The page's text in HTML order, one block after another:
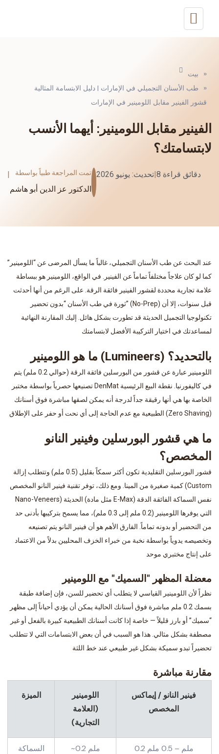
بيت »
طب الأسنان التجميلي في الإمارات | دليل الابتسامة المثالية »
قشور الفينير مقابل اللومينير في الإمارات
الفينير مقابل اللومينير: أيهما الأنسب
لابتسامتك؟
8 دقائق قراءة |تحديث: يونيو 2026 | تمت المراجعة طبياً بواسطة
الدكتور عز الدين أبو هاشم
عند البحث عن طب الأسنان التجميلي، غالباً ما يسأل المرضى عن “اللومينير”
كما لو كان علاجاً مختلفاً تماماً عن الفينير. في الواقع، اللومينير هو ببساطة
علامة تجارية محددة لقشور الفينير فائقة الرقة. على الرغم من أنها أحدثت
ثورة في طب الأسنان “بدون تحضير” (No-Prep) قبل سنوات، إلا أن
تكنولوجيا التجميل الحديثة قد تطورت بشكل هائل. إليك المقارنة النهائية
لمساعدتك في اختيار التركيبة الأفضل لابتسامتك
ما هو اللومينير (Lumineers) بالتحديد؟
اللومينير عبارة عن قشور من البورسلين فائقة الرقة (حوالي 0.2 ملم) يتم
تصنيعها حصرياً بواسطة مختبر DenMat في كاليفورنيا. نقطة البيع الرئيسية
الخاصة بها هي أنها رقيقة جداً لدرجة أنه يمكن لصقها مباشرة فوق أسنانك
الطبيعية مع عدم الحاجة إلى أي نحت أو حفر على الإطلاق (Zero Shaving)
ما هي قشور البورسلين وفينير النانو
المخصص؟
قشور البورسلين التقليدية تكون أكثر سمكاً بقليل (0.5 ملم) وتتطلب إزالة
كمية صغيرة من المينا. ومع ذلك، توفر تقنية فينير النانو المخصص (Custom
Nano-Veneers) الحديثة (مثل مادة E-Max) نفس السماكة الفائقة الدقة
التي يوفرها اللومينير (0.2 ملم إلى 0.3 ملم)، مما يسمح بتركيبها بأدنى حد
من التحضير أو بدونه تماماً. الفارق الأهم هو أن فينير النانو يتم تصنيعه
وتخصيصه يدوياً بواسطة نخبة من خبراء الخزف المحليين بدلاً من الاعتماد
على إنتاج مختبري موحد
معضلة المظهر "السميك" مع اللومينير
نظراً لأن اللومينير القياسي لا يتطلب أي تحضير للسن، فإن إضافة طبقة
بسمك 0.2 ملم مباشرة فوق أسنانك الحالية يمكن أن يؤدي أحياناً إلى مظهر
“سميك” أو بارز قليلاً — خاصة إذا كانت أسنانك الطبيعية كبيرة بالفعل أو غير
مصطفة بشكل مثالي. هذا هو السبب في أن بعض الابتسامات التي لا تتطلب
تحضيراً تبدو سميكة بشكل غير طبيعي عند خط اللثة
مقارنة مباشرة
الميزة
اللومينير
(العلامة
التجارية)
فينير النانو / إيماكس
المخصص
السماكة ~0.2 ملم 0.2 ملم – 0.5 ملم